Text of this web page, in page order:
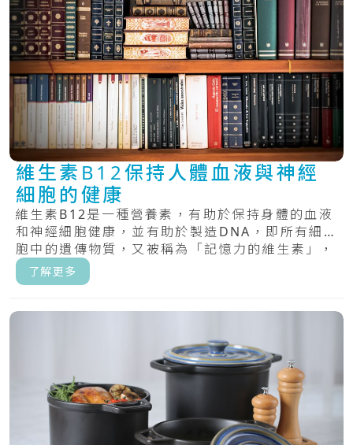
維生素B12保持人體血液與神經
細胞的健康
維生素B12是一種營養素，有助於保持身體的血液
和神經細胞健康，並有助於製造DNA，即所有細
胞中的遺傳物質，又被稱為「記憶力的維生素」，
具.....
了解更多